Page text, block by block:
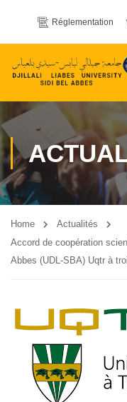
Réglementation
Home
Actualités
Accord de coopération
Abbes (UDL-SBA) Uqtr à